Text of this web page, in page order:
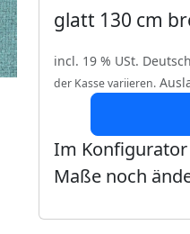
glatt 130 cm
incl. 19 % USt.
der Kasse variieren.
Im Konfigurator
Maße noch